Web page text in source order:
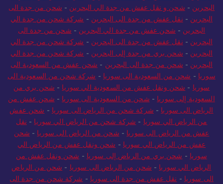
البحرين - شحن و نقل عفش من جدة الي البحرين - شحن من جدة الى
البحرين - نقل عفش من جدة الى البحرين - شركة شحن من جدة الي
البحرين - شحن عفش من جدة الي البحرين - شحن من جدة الى
البحرين - نقل عفش من جدة الى البحرين - شركة شحن من جدة الي
البحرين - شحن بري من جدة إلى البحرين - شركة شحن من جدة الي
البحرين - شحن من جدة الى البحرين - شحن عفش من السعودية الى
سوريا - شحن من السعودية الى سوريا - شركة شحن من السعودية الى
سوريا - شحن ونقل عفش من السعودية الي سوريا - شحن بري من
السعودية إلى سوريا - شحن من السعودية الى سوريا - شحن عفش من
الرياض الى سوريا - شركة شحن من الرياض الى سوريا - شحن عفش
من الرياض الي سوريا - شركة شحن من الرياض الي سوريا - نقل
عفش من الرياض الى سوريا - شحن من الرياض الى سوريا - شحن
عفش من الرياض الي سوريا - شحن ونقل عفش من الرياض الي
سوريا - شحن بري من الرياض إلى سوريا - شحن ونقل عفش من
الرياض الي سوريا - شحن من الرياض الى سوريا - شحن من الرياض
الى سوريا - نقل عفش من جدة الى سوريا - شركة شحن من جدة الى